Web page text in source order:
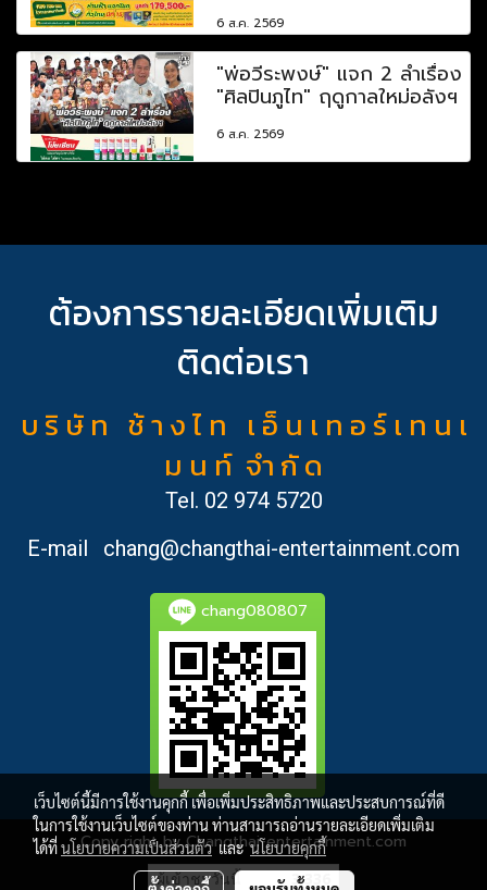
6 ส.ค. 2569
"พ่อวีระพงษ์" แจก 2 ลำเรื่อง
"ศิลปินภูไท" ฤดูกาลใหม่อลังฯ
6 ส.ค. 2569
ต้องการรายละเอียดเพิ่มเติม
ติดต่อเรา
บ ริ ษั ท ช้ า ง ไ ท เ อ็ น เ ท อ ร์ เ ท น เ
ม น ท์ จำ กั ด
Tel. 02 974 5720
E-mail
chang@changthai-entertainment.com
chang080807
Copy right by Changthai-entertainment.com
ผู้เข้าชมวันนี้ 3,336
เว็บไซต์นี้มีการใช้งานคุกกี้ เพื่อเพิ่มประสิทธิภาพและประสบการณ์ที่ดี
ในการใช้งานเว็บไซต์ของท่าน ท่านสามารถอ่านรายละเอียดเพิ่มเติม
ได้ที่นโยบายความเป็นส่วนตัวและนโยบายคุกกี้